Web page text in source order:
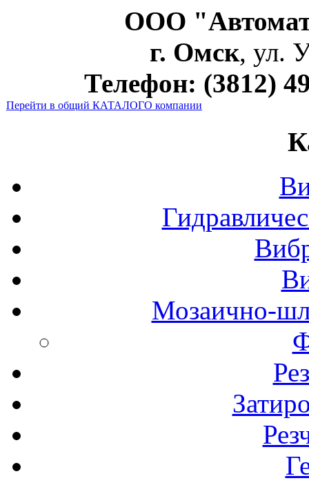
ООО
г. Омск, ул.
Телефон: (3812)
Перейти в общий КАТАЛОГО компании
Мозаично-